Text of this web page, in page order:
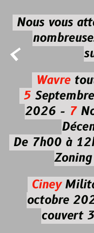

Nous vous
Wavre
5
2026 -7
De 7h00 à
Ciney
octobre
couvert